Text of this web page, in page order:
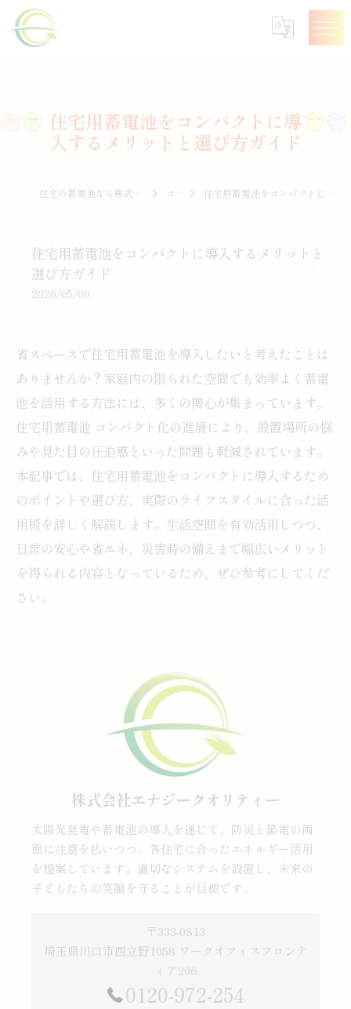
住宅用蓄電池をコンパクトに導
入するメリットと選び方ガイド
住宅の蓄電池なら株式会社エナジークオリティー コラム 住宅用蓄電池をコンパクトに導入するメリットと選び方ガイド
住宅用蓄電池をコンパクトに導入するメリットと
選び方ガイド
2026/05/09
省スペースで住宅用蓄電池を導入したいと考えたことは
ありませんか？家庭内の限られた空間でも効率よく蓄電
池を活用する方法には、多くの関心が集まっています。
住宅用蓄電池 コンパクト化の進展により、設置場所の悩
みや見た目の圧迫感といった問題も軽減されています。
本記事では、住宅用蓄電池をコンパクトに導入するため
のポイントや選び方、実際のライフスタイルに合った活
用術を詳しく解説します。生活空間を有効活用しつつ、
日常の安心や省エネ、災害時の備えまで幅広いメリット
を得られる内容となっているため、ぜひ参考にしてくだ
さい。
株式会社エナジークオリティー
太陽光発電や蓄電池の導入を通じて、防災と節電の両
面に注意を払いつつ、各住宅に合ったエネルギー活用
を提案しています。適切なシステムを設置し、未来の
子どもたちの笑顔を守ることが目標です。
〒333-0813
埼玉県川口市西立野1058 ワークオフィスフロンテ
ィア206
0120-972-254